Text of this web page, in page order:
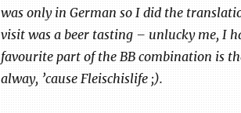
was only in German so I did the
visit was a beer tasting – unlucky me, I
favourite part of the BB combination is
alway, ’cause Fleischislife ;).